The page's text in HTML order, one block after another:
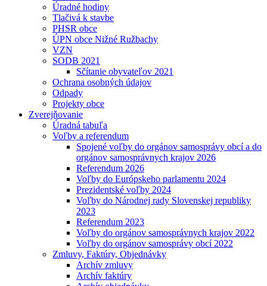
Úradné hodiny
Tlačivá k stavbe
PHSR obce
ÚPN obce Nižné Ružbachy
VZN
SODB 2021
Sčítanie obyvateľov 2021
Ochrana osobných údajov
Odpady
Projekty obce
Zverejňovanie
Úradná tabuľa
Voľby a referendum
Spojené voľby do orgánov samosprávy obcí a do
orgánov samosprávnych krajov 2026
Referendum 2026
Voľby do Európskeho parlamentu 2024
Prezidentské voľby 2024
Voľby do Národnej rady Slovenskej republiky
2023
Referendum 2023
Voľby do orgánov samosprávnych krajov 2022
Voľby do orgánov samosprávy obcí 2022
Zmluvy, Faktúry, Objednávky
Archív zmluvy
Archív faktúry